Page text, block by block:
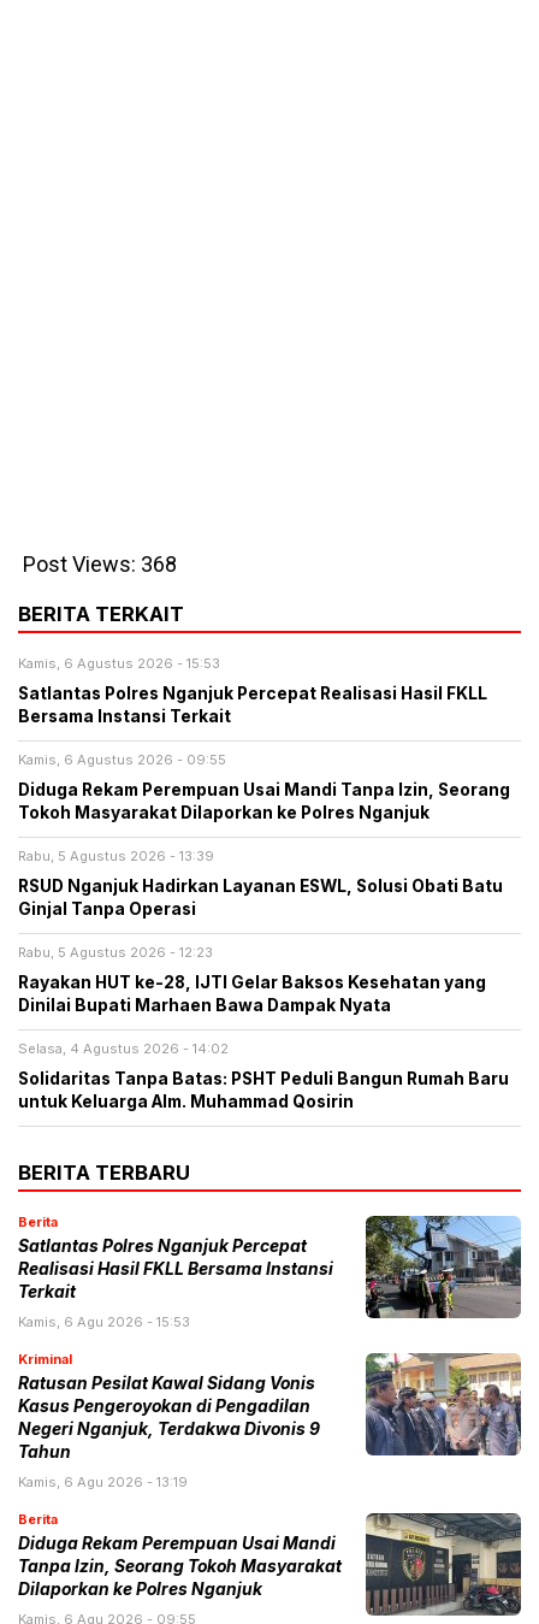
Post Views: 368
BERITA TERKAIT
Kamis, 6 Agustus 2026 - 15:53
Satlantas Polres Nganjuk Percepat Realisasi Hasil FKLL
Bersama Instansi Terkait
Kamis, 6 Agustus 2026 - 09:55
Diduga Rekam Perempuan Usai Mandi Tanpa Izin, Seorang
Tokoh Masyarakat Dilaporkan ke Polres Nganjuk
Rabu, 5 Agustus 2026 - 13:39
RSUD Nganjuk Hadirkan Layanan ESWL, Solusi Obati Batu
Ginjal Tanpa Operasi
Rabu, 5 Agustus 2026 - 12:23
Rayakan HUT ke-28, IJTI Gelar Baksos Kesehatan yang
Dinilai Bupati Marhaen Bawa Dampak Nyata
Selasa, 4 Agustus 2026 - 14:02
Solidaritas Tanpa Batas: PSHT Peduli Bangun Rumah Baru
untuk Keluarga Alm. Muhammad Qosirin
BERITA TERBARU
Berita
Satlantas Polres Nganjuk Percepat
Realisasi Hasil FKLL Bersama Instansi
Terkait
Kamis, 6 Agu 2026 - 15:53
Kriminal
Ratusan Pesilat Kawal Sidang Vonis
Kasus Pengeroyokan di Pengadilan
Negeri Nganjuk, Terdakwa Divonis 9
Tahun
Kamis, 6 Agu 2026 - 13:19
Berita
Diduga Rekam Perempuan Usai Mandi
Tanpa Izin, Seorang Tokoh Masyarakat
Dilaporkan ke Polres Nganjuk
Kamis, 6 Agu 2026 - 09:55